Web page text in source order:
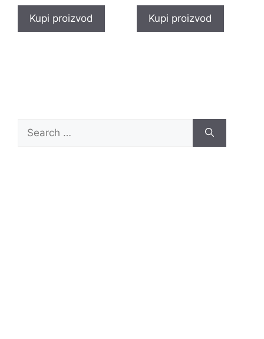
Kupi proizvod Kupi proizvod